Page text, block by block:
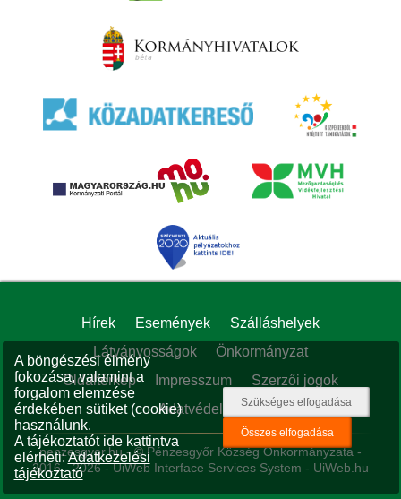
A böngészési élmény
fokozása, valamint a
forgalom elemzése
érdekében sütiket (cookie)
használunk.
A tájékoztatót ide kattintva
elérheti:Adatkezelési
tájékoztató
Hírek Események
Szálláshelyek
Látványosságok
Önkormányzat
Oldaltérkép
Impresszum
Szerzői jogok
Adatvédelem
penzesgyor.hu- © Pénzesgyőr Község Önkormányzata -
2016 - 2026 -UiWeb Interface Services System - UiWeb.hu